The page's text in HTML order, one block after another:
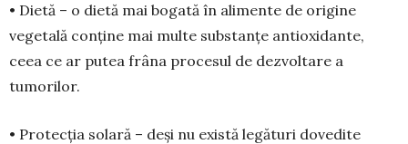
• Dietă – o dietă mai boga­tă în alimente de ori­gine
vegetală con­ține mai multe substanțe anti­oxidan­te,
ceea ce ar pu­tea frâna pro­cesul de dez­vol­tare a
tumorilor.
• Protecția solară – deși nu există legături do­ve­dite